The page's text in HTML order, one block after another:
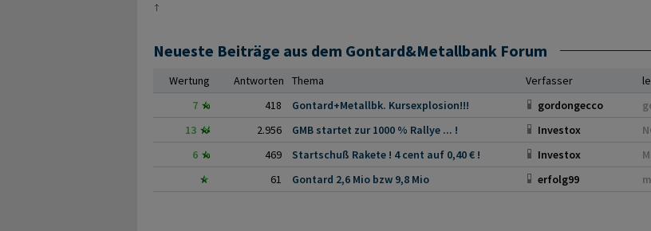
Neueste Beiträge aus dem Gontard&Metallbank Forum
Wertung Antworten Thema Verfasser
7
418 Gontard+Metallbk. Kursexplosion!!! gordongecco
13
2.956 GMB startet zur 1000 % Rallye ... ! Investox
6
469 Startschuß Rakete ! 4 cent auf 0,40 € ! Investox
61
Gontard 2,6 Mio bzw 9,8 Mio erfolg99